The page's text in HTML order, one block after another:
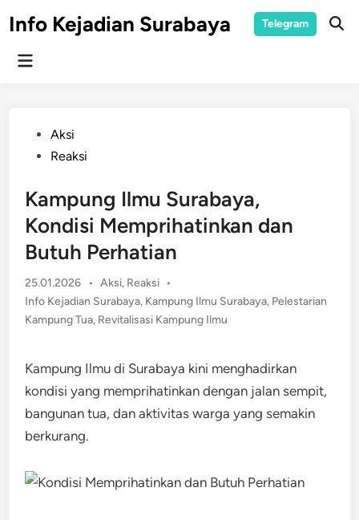
toInfo Kejadian Surabaya Telegram
Main
PostedAksi
Reaksi
Kampung Ilmu Surabaya,
Kondisi Memprihatinkan dan
Butuh Perhatian
25.01.2026 • Posted
in
Aksi, Reaksi •
Info Kejadian Surabaya, Kampung Ilmu Surabaya, Pelestarian
Kampung Tua, Revitalisasi Kampung Ilmu
Kampung Ilmu di Surabaya kini menghadirkan
kondisi yang memprihatinkan dengan jalan sempit,
bangunan tua, dan aktivitas warga yang semakin
berkurang.